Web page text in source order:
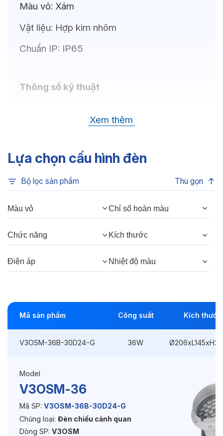
Màu vỏ: Xám
Vật liệu: Hợp kim nhôm
Chuẩn IP: IP65
Thông số kỹ thuật
Xanh dương, Xanh lá, Đỏ,
Chỉ số hoàn màu: CRI>80
Quang thông:3060lm (C), 3060lm (N),
Thông số Điện & Lắp đặt
Kiểu lắp đặt:Ghim / Cắm
Kích thướcØ206xL145xH245mm
Độ bền & tùy chọn mở rộng
Tuổi thọ:>30000h
Xem thêm
Lựa chọn cấu hình đèn
Bộ lọc sản phẩm Thu gọn
Màu vỏ Chỉ số hoàn màu
Chức năng Kích thước
Điện áp Nhiệt độ màu
Mã sản phẩm Công suất Kích thước
V3OSM-36B-30D24-G 36W
Model
V3OSM-36
Mã SP: V3OSM-36B-30D24-G
Chủng loại: Đèn chiếu cảnh quan
Dòng SP: V3OSM